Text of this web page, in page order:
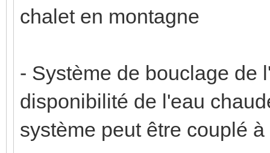
chalet en montagne
- Système de bouclage de
disponibilité de l'eau
système peut être couplé